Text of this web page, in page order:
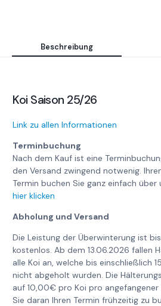
Beschreibung
Koi Saison 25/26
Link zu allen Informationen
Terminbuchung
Nach dem Kauf ist eine
den Versand zwingend notwenig.
Termin buchen Sie ganz einfach über
hier klicken
Abholung und Versand
Die Leistung der Überwinterung ist
kostenlos. Ab dem 13.06.2026 fallen
alle Koi an, welche bis einschließlich
nicht abgeholt wurden. Die
auf 10,00€ pro Koi pro angefangener
Sie daran Ihren Termin frühzeitig zu